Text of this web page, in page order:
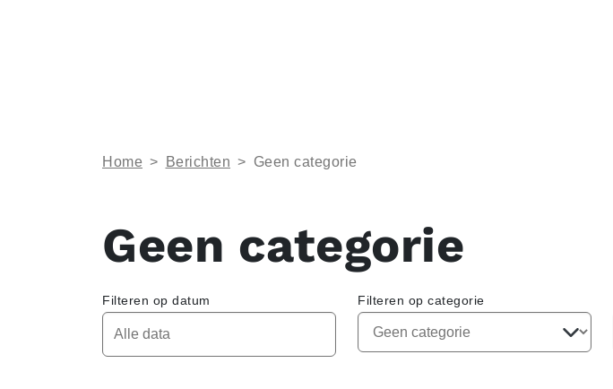
Home > Berichten > Geen categorie
Geen categorie
Filteren op datum Filteren op categorie